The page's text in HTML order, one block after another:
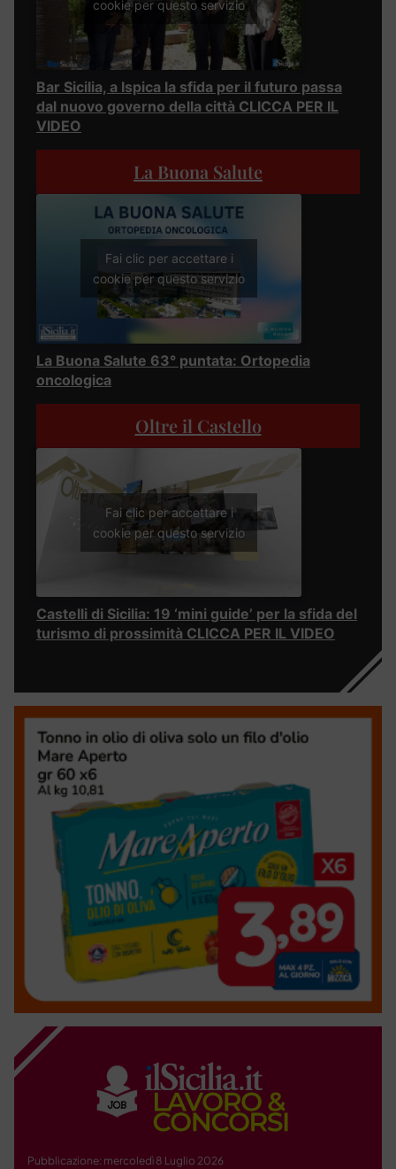
cookie per questo servizio
Bar Sicilia, a Ispica la sfida per il futuro passa
dal nuovo governo della città CLICCA PER IL
VIDEO
La Buona Salute
Fai clic per accettare i
cookie per questo servizio
La Buona Salute 63° puntata: Ortopedia
oncologica
Oltre il Castello
Fai clic per accettare i
cookie per questo servizio
Castelli di Sicilia: 19 ‘mini guide’ per la sfida del
turismo di prossimità CLICCA PER IL VIDEO
Pubblicazione: mercoledì 8 Luglio 2026